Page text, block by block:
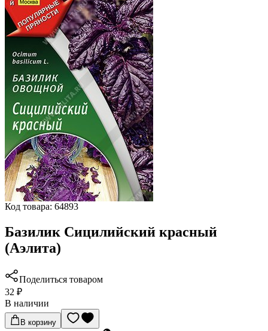
Код товара: 64893
Базилик Сицилийский красный
(Аэлита)
Поделиться товаром
32 ₽
В наличии
В корзину